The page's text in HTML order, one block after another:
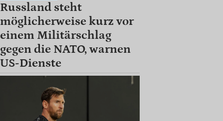
Russland steht
möglicherweise kurz vor
einem Militärschlag
gegen die NATO, warnen
US-Dienste